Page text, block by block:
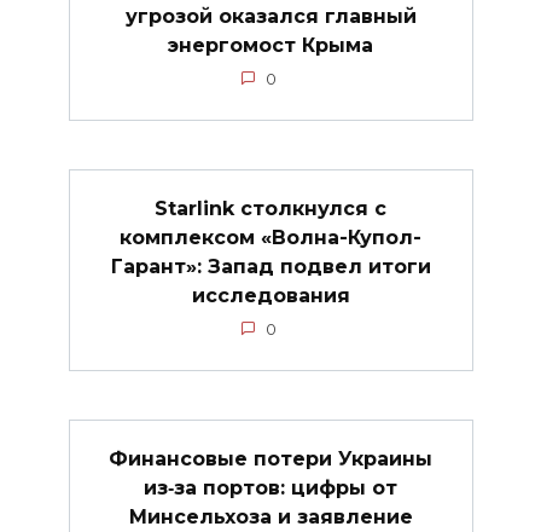
угрозой оказался главный
энергомост Крыма
0
Starlink столкнулся с
комплексом «Волна-Купол-
Гарант»: Запад подвел итоги
исследования
0
Финансовые потери Украины
из‑за портов: цифры от
Минсельхоза и заявление